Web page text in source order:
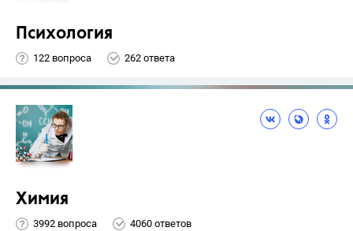
Психология
122 вопроса 262 ответа
Химия
3992 вопроса 4060 ответов